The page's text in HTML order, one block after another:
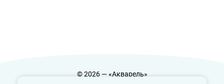
© 2026 — «Акварель»